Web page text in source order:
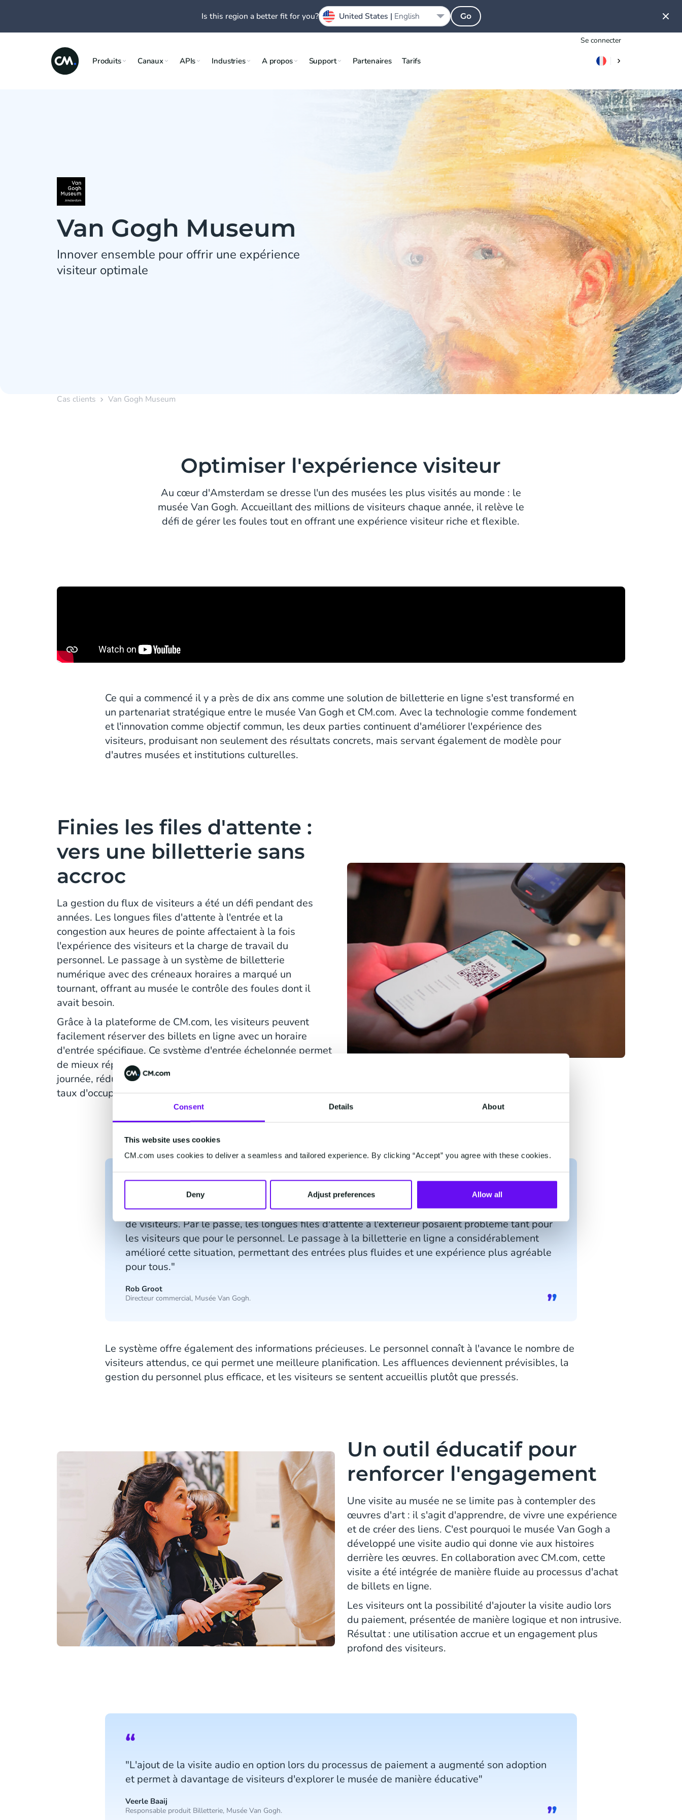
Consent Details About
This website uses cookies
CM.com uses cookies to deliver a seamless and tailored experience. By clicking “Accept” you agree with these cookies.
Deny Adjust preferences Allow all
Se connecter
Produits Canaux APIs Industries A propos Support Partenaires Tarifs
Van Gogh Museum
Innover ensemble pour offrir une expérience
visiteur optimale
Cas clients Van Gogh Museum
Optimiser l'expérience visiteur
Au cœur d'Amsterdam se dresse l'un des musées les plus visités au monde : le
musée Van Gogh. Accueillant des millions de visiteurs chaque année, il relève le
défi de gérer les foules tout en offrant une expérience visiteur riche et flexible.
Ce qui a commencé il y a près de dix ans comme une solution de billetterie en ligne s'est transformé en
un partenariat stratégique entre le musée Van Gogh et CM.com. Avec la technologie comme fondement
et l'innovation comme objectif commun, les deux parties continuent d'améliorer l'expérience des
visiteurs, produisant non seulement des résultats concrets, mais servant également de modèle pour
d'autres musées et institutions culturelles.
Finies les files d'attente :
vers une billetterie sans
accroc
La gestion du flux de visiteurs a été un défi pendant des
années. Les longues files d'attente à l'entrée et la
congestion aux heures de pointe affectaient à la fois
l'expérience des visiteurs et la charge de travail du
personnel. Le passage à un système de billetterie
numérique avec des créneaux horaires a marqué un
tournant, offrant au musée le contrôle des foules dont il
avait besoin.
Grâce à la plateforme de CM.com, les visiteurs peuvent
facilement réserver des billets en ligne avec un horaire
d'entrée spécifique. Ce système d'entrée échelonnée permet
de mieux répartir le nombre de visiteurs tout au long de la
journée, réduisant les pics et les creux et aboutissant à un
taux d'occupation plus stable.
"L'une des raisons principales de cette collaboration était notre besoin de mieux gérer les flux
de visiteurs. Par le passé, les longues files d'attente à l'extérieur posaient problème tant pour
les visiteurs que pour le personnel. Le passage à la billetterie en ligne a considérablement
amélioré cette situation, permettant des entrées plus fluides et une expérience plus agréable
pour tous."
Rob Groot
Directeur commercial, Musée Van Gogh.
Le système offre également des informations précieuses. Le personnel connaît à l'avance le nombre de
visiteurs attendus, ce qui permet une meilleure planification. Les affluences deviennent prévisibles, la
gestion du personnel plus efficace, et les visiteurs se sentent accueillis plutôt que pressés.
Un outil éducatif pour
renforcer l'engagement
Une visite au musée ne se limite pas à contempler des
œuvres d'art : il s'agit d'apprendre, de vivre une expérience
et de créer des liens. C'est pourquoi le musée Van Gogh a
développé une visite audio qui donne vie aux histoires
derrière les œuvres. En collaboration avec CM.com, cette
visite a été intégrée de manière fluide au processus d'achat
de billets en ligne.
Les visiteurs ont la possibilité d'ajouter la visite audio lors
du paiement, présentée de manière logique et non intrusive.
Résultat : une utilisation accrue et un engagement plus
profond des visiteurs.
"L'ajout de la visite audio en option lors du processus de paiement a augmenté son adoption
et permet à davantage de visiteurs d'explorer le musée de manière éducative"
Veerle Baaij
Responsable produit Billetterie, Musée Van Gogh.
Is this region a better fit for you? United States | English Go